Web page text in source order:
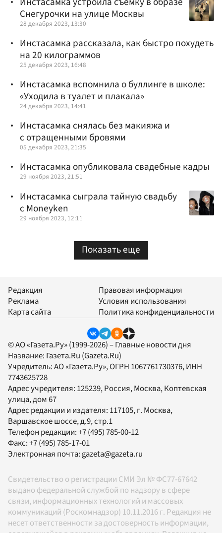
Снегурочки на улице Москвы
28 декабря 2023, 13:30
Инстасамка рассказала, как быстро похудеть
на 20 килограммов
25 декабря 2023, 16:48
Инстасамка вспомнила о буллинге в школе:
«Уходила в туалет и плакала»
24 декабря 2023, 14:41
Инстасамка снялась без макияжа и
с отращенными бровями
05 декабря 2023, 21:35
Инстасамка опубликовала свадебные кадры
29 ноября 2023, 21:51
Инстасамка сыграла тайную свадьбу
с Moneyken
29 ноября 2023, 12:11
Показать еще
Редакция
Реклама
Карта сайта
Правовая информация
Условия использования
Политика конфиденциальности
© АО «Газета.Ру» (1999-2026) – Главные новости дня
Название: Газета.Ru (Gazeta.Ru)
Учредитель:АО «Газета.Ру», ОГРН 1067761730376, ИНН
7743625728
Адрес учредителя: 125239, Россия, Москва, Коптевская
улица, дом 67
Адрес редакции и издателя: 117105, г. Москва,
Варшавское шоссе, д.9, стр.1
Телефон редакции:+7 (495) 785-00-12
Факс:+7 (495) 785-17-01
Электронная почта:gazeta@gazeta.ru
Свидетельство о регистрации СМИ Эл № ФС77-67642
выдано федеральной службой по надзору в сфере
связи, информационных технологий и массовых
коммуникаций (Роскомнадзор) 10.11.2016 г. Редакция не
несет ответственности за достоверность информации,